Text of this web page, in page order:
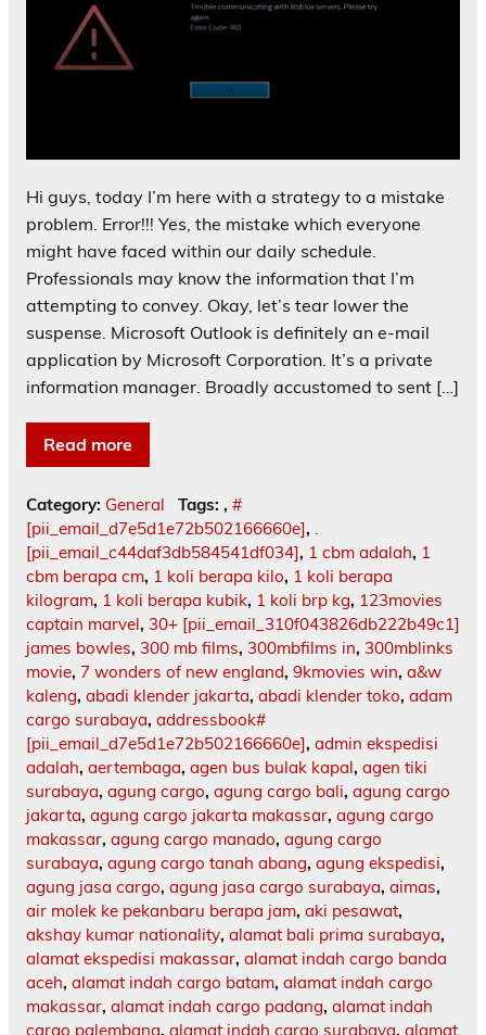
Hi guys, today I’m here with a strategy to a mistake
problem. Error!!! Yes, the mistake which everyone
might have faced within our daily schedule.
Professionals may know the information that I’m
attempting to convey. Okay, let’s tear lower the
suspense. Microsoft Outlook is definitely an e-mail
application by Microsoft Corporation. It’s a private
information manager. Broadly accustomed to sent […]
Read more
Category: General Tags: , #
[pii_email_d7e5d1e72b502166660e], .
[pii_email_c44daf3db584541df034], 1 cbm adalah, 1
cbm berapa cm, 1 koli berapa kilo, 1 koli berapa
kilogram, 1 koli berapa kubik, 1 koli brp kg, 123movies
captain marvel, 30+ [pii_email_310f043826db222b49c1]
james bowles, 300 mb films, 300mbfilms in, 300mblinks
movie, 7 wonders of new england, 9kmovies win, a&w
kaleng, abadi klender jakarta, abadi klender toko, adam
cargo surabaya, addressbook#
[pii_email_d7e5d1e72b502166660e], admin ekspedisi
adalah, aertembaga, agen bus bulak kapal, agen tiki
surabaya, agung cargo, agung cargo bali, agung cargo
jakarta, agung cargo jakarta makassar, agung cargo
makassar, agung cargo manado, agung cargo
surabaya, agung cargo tanah abang, agung ekspedisi,
agung jasa cargo, agung jasa cargo surabaya, aimas,
air molek ke pekanbaru berapa jam, aki pesawat,
akshay kumar nationality, alamat bali prima surabaya,
alamat ekspedisi makassar, alamat indah cargo banda
aceh, alamat indah cargo batam, alamat indah cargo
makassar, alamat indah cargo padang, alamat indah
cargo palembang, alamat indah cargo surabaya, alamat